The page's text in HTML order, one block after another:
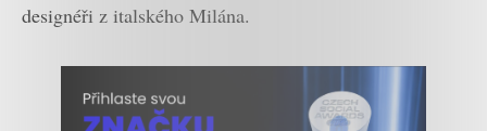
designéři z italského Milána.